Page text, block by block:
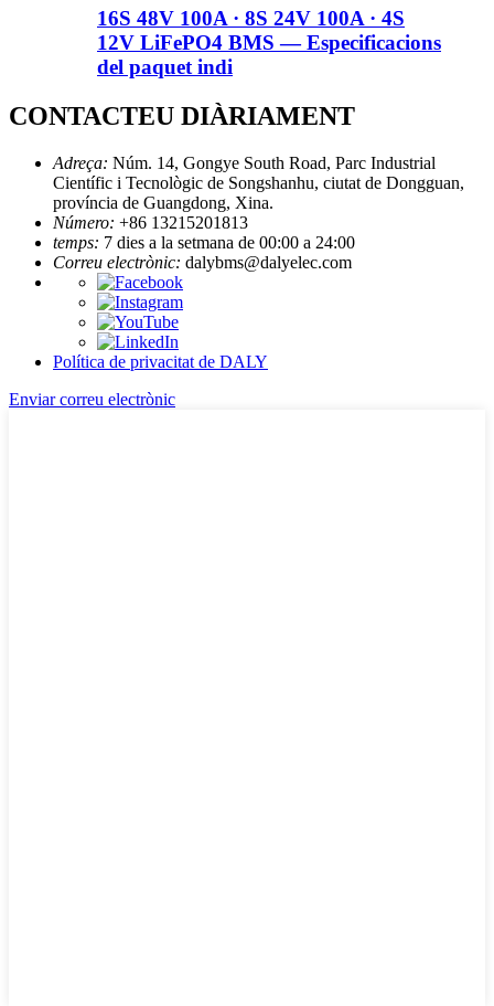
16S 48V 100A · 8S 24V 100A · 4S
12V LiFePO4 BMS — Especificacions
del paquet indi
CONTACTEU DIÀRIAMENT
Adreça: Núm. 14, Gongye South Road, Parc Industrial
Científic i Tecnològic de Songshanhu, ciutat de Dongguan,
província de Guangdong, Xina.
Número: +86 13215201813
temps: 7 dies a la setmana de 00:00 a 24:00
Correu electrònic: dalybms@dalyelec.com
Política de privacitat de DALY
Enviar correu electrònic